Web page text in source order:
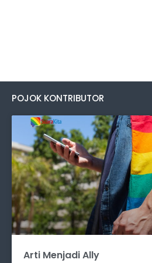
POJOK KONTRIBUTOR
Arti Menjadi Ally